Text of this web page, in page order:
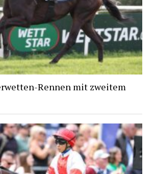
Rennen mit zweitem